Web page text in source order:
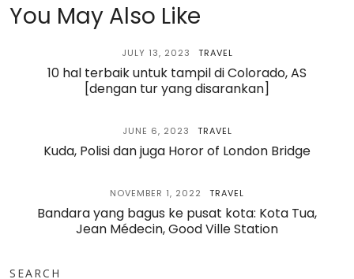
You May Also Like
JULY 13, 2023 TRAVEL
10 hal terbaik untuk tampil di Colorado, AS
[dengan tur yang disarankan]
JUNE 6, 2023 TRAVEL
Kuda, Polisi dan juga Horor of London Bridge
NOVEMBER 1, 2022 TRAVEL
Bandara yang bagus ke pusat kota: Kota Tua,
Jean Médecin, Good Ville Station
SEARCH